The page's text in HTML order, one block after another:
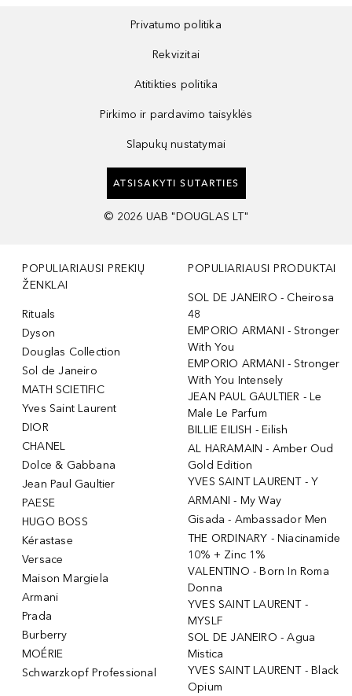
Privatumo politika
Rekvizitai
Atitikties politika
Pirkimo ir pardavimo taisyklės
Slapukų nustatymai
ATSISAKYTI SUTARTIES
© 2026 UAB "DOUGLAS LT"
POPULIARIAUSI PREKIŲ
ŽENKLAI
Rituals
Dyson
Douglas Collection
Sol de Janeiro
MATH SCIETIFIC
Yves Saint Laurent
DIOR
CHANEL
Dolce & Gabbana
Jean Paul Gaultier
PAESE
HUGO BOSS
Kérastase
Versace
Maison Margiela
Armani
Prada
Burberry
MOÉRIE
Schwarzkopf Professional
POPULIARIAUSI PRODUKTAI
SOL DE JANEIRO - Cheirosa
48
EMPORIO ARMANI - Stronger
With You
EMPORIO ARMANI - Stronger
With You Intensely
JEAN PAUL GAULTIER - Le
Male Le Parfum
BILLIE EILISH - Eilish
AL HARAMAIN - Amber Oud
Gold Edition
YVES SAINT LAURENT - Y
ARMANI - My Way
Gisada - Ambassador Men
THE ORDINARY - Niacinamide
10% + Zinc 1%
VALENTINO - Born In Roma
Donna
YVES SAINT LAURENT -
MYSLF
SOL DE JANEIRO - Agua
Mistica
YVES SAINT LAURENT - Black
Opium